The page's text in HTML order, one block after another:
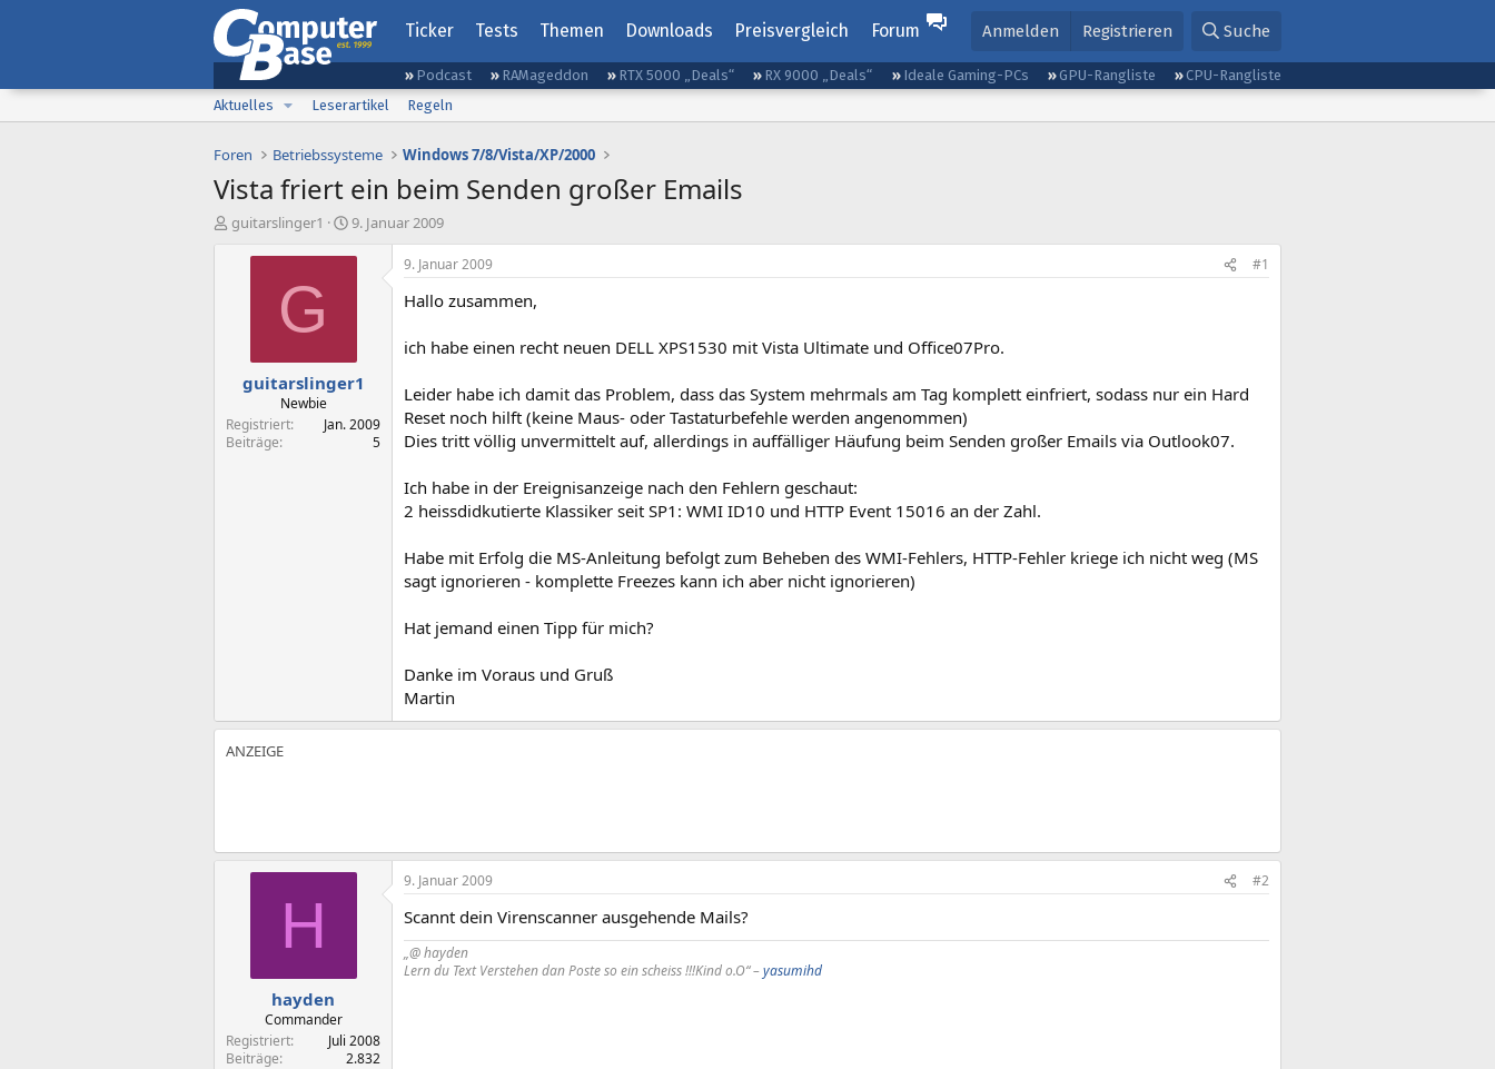
Ticker Tests Themen Downloads Preisvergleich Forum Anmelden Registrieren Suche
Podcast RAMageddon RTX 5000 „Deals“ RX 9000 „Deals“ Ideale Gaming-PCs GPU-Rangliste
CPU-Rangliste
Aktuelles
Leserartikel Regeln
Foren Betriebssysteme Windows 7/8/Vista/XP/2000
Vista friert ein beim Senden großer Emails
E
guitarslinger1
E
s
t
a
9. Januar 2009
G
guitarslinger1
Newbie
Registriert
Jan. 2009
Beiträge
5
9. Januar 2009 #1
Hallo zusammen,
ich habe einen recht neuen DELL XPS1530 mit Vista Ultimate und Office07Pro.
Leider habe ich damit das Problem, dass das System mehrmals am Tag komplett einfriert, sodass nur ein Hard
Reset noch hilft (keine Maus- oder Tastaturbefehle werden angenommen)
Dies tritt völlig unvermittelt auf, allerdings in auffälliger Häufung beim Senden großer Emails via Outlook07.
Ich habe in der Ereignisanzeige nach den Fehlern geschaut:
2 heissdidkutierte Klassiker seit SP1: WMI ID10 und HTTP Event 15016 an der Zahl.
Habe mit Erfolg die MS-Anleitung befolgt zum Beheben des WMI-Fehlers, HTTP-Fehler kriege ich nicht weg (MS
sagt ignorieren - komplette Freezes kann ich aber nicht ignorieren)
Hat jemand einen Tipp für mich?
Danke im Voraus und Gruß
Martin
H
hayden
Commander
Registriert
Juli 2008
Beiträge
2.832
9. Januar 2009 #2
Scannt dein Virenscanner ausgehende Mails?
„@ hayden
Lern du Text Verstehen dan Poste so ein scheiss !!!Kind o.O“ –yasumihd